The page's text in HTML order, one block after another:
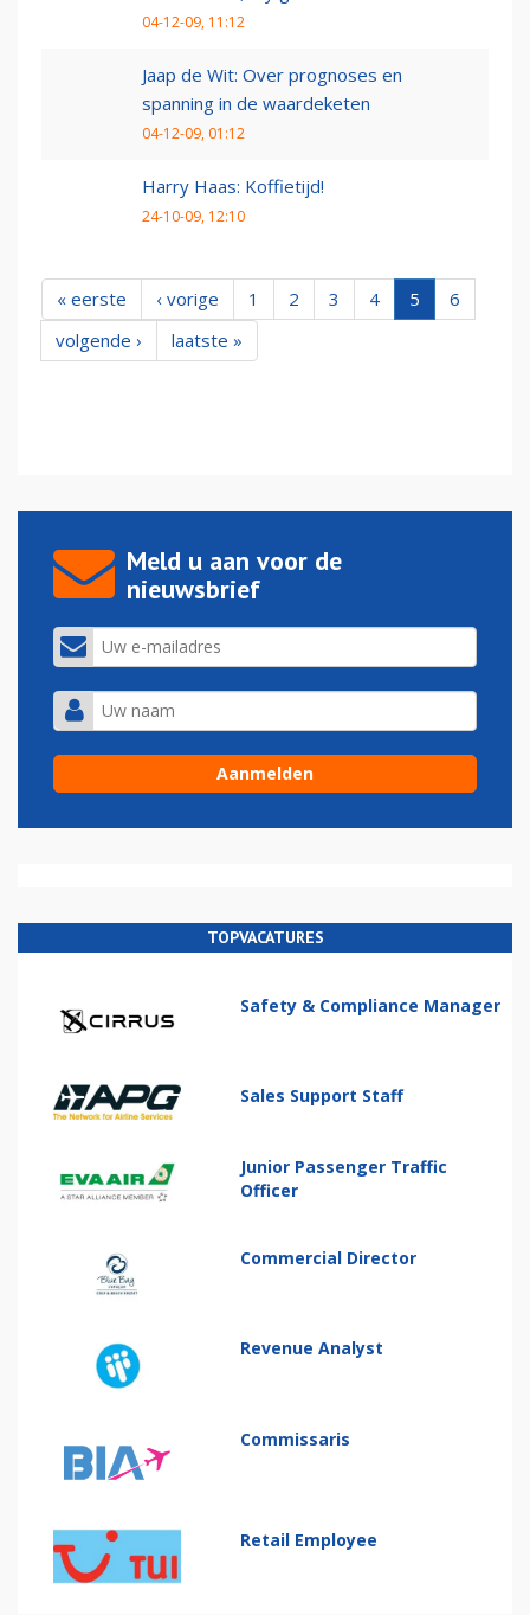
04-12-09, 11:12
Jaap de Wit: Over prognoses en
spanning in de waardeketen
04-12-09, 01:12
Harry Haas: Koffietijd!
24-10-09, 12:10
« eerste ‹ vorige 1 2 3 4 5
6
volgende ›
laatste »
Meld u aan voor de
nieuwsbrief
TOPVACATURES
Safety & Compliance Manager
Sales Support Staff
Junior Passenger Traffic
Officer
Commercial Director
Revenue Analyst
Commissaris
Retail Employee